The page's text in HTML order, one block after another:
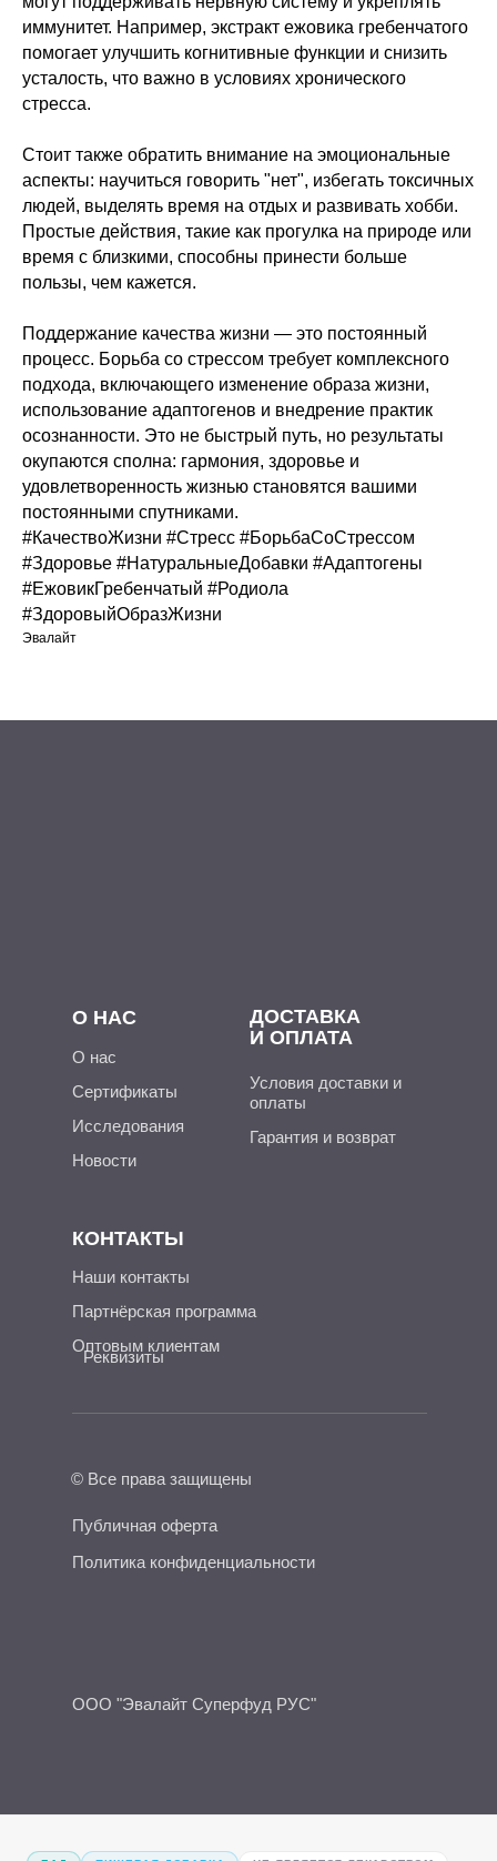
иммунитет. Например, экстракт ежовика гребенчатого
помогает улучшить когнитивные функции и снизить
усталость, что важно в условиях хронического
стресса.
Стоит также обратить внимание на эмоциональные
аспекты: научиться говорить "нет", избегать токсичных
людей, выделять время на отдых и развивать хобби.
Простые действия, такие как прогулка на природе или
время с близкими, способны принести больше
пользы, чем кажется.
Поддержание качества жизни — это постоянный
процесс. Борьба со стрессом требует комплексного
подхода, включающего изменение образа жизни,
использование адаптогенов и внедрение практик
осознанности. Это не быстрый путь, но результаты
окупаются сполна: гармония, здоровье и
удовлетворенность жизнью становятся вашими
постоянными спутниками.
#КачествоЖизни #Стресс #БорьбаСоСтрессом
#Здоровье #НатуральныеДобавки #Адаптогены
#ЕжовикГребенчатый #Родиола
#ЗдоровыйОбразЖизни
Эвалайт
ДОСТАВКА
И ОПЛАТА
КОНТАКТЫ
О НАС
О нас
© Все права защищены
Условия доставки и
оплаты
Наши контакты
Сертификаты
Исследования
Новости
Гарантия и возврат
Партнёрская программа
Оптовым клиентам
Реквизиты
ООО "Эвалайт Суперфуд РУС"
Публичная оферта
Политика конфиденциальности